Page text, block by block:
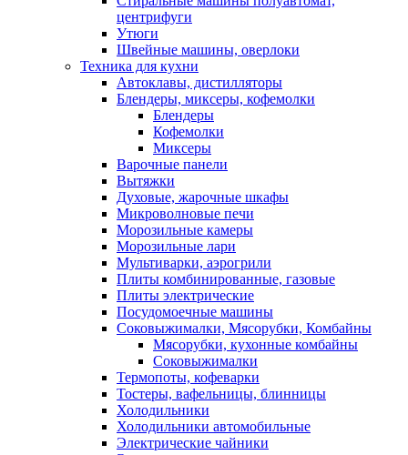
центрифуги
Утюги
Швейные машины, оверлоки
Техника для кухни
Автоклавы, дистилляторы
Блендеры, миксеры, кофемолки
Блендеры
Кофемолки
Миксеры
Варочные панели
Вытяжки
Духовые, жарочные шкафы
Микроволновые печи
Морозильные камеры
Морозильные лари
Мультиварки, аэрогрили
Плиты комбинированные, газовые
Плиты электрические
Посудомоечные машины
Соковыжималки, Мясорубки, Комбайны
Мясорубки, кухонные комбайны
Соковыжималки
Термопоты, кофеварки
Тостеры, вафельницы, блинницы
Холодильники
Холодильники автомобильные
Электрические чайники